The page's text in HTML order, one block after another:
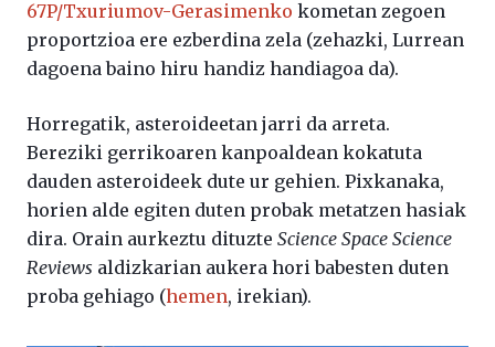
67P/Txuriumov-Gerasimenko kometan zegoen
proportzioa ere ezberdina zela (zehazki, Lurrean
dagoena baino hiru handiz handiagoa da).
Horregatik, asteroideetan jarri da arreta.
Bereziki gerrikoaren kanpoaldean kokatuta
dauden asteroideek dute ur gehien. Pixkanaka,
horien alde egiten duten probak metatzen hasiak
dira. Orain aurkeztu dituzte Science Space Science
Reviews aldizkarian aukera hori babesten duten
proba gehiago (hemen, irekian).